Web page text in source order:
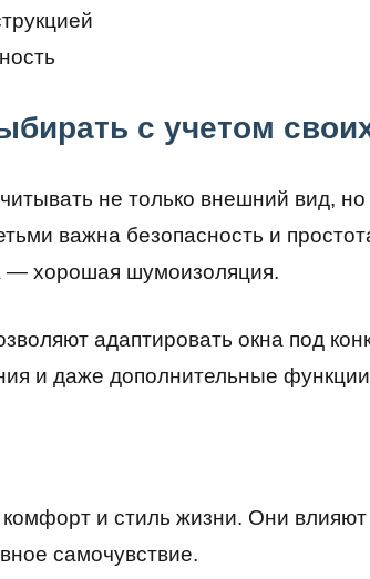
с учетом
не только внешний вид,
важна безопасность и
— хорошая шумоизоляция.
адаптировать окна под
и даже дополнительные функции
и стиль жизни. Они
самочувствие.